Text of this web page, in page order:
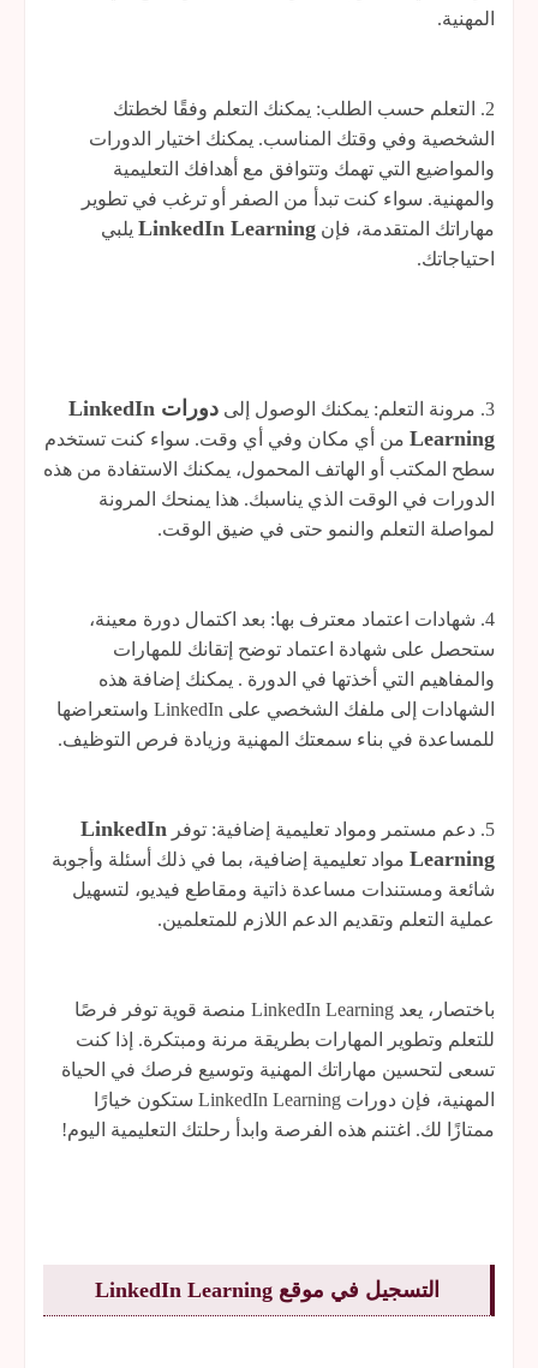
المهنية.
2. التعلم حسب الطلب: يمكنك التعلم وفقًا لخطتك
الشخصية وفي وقتك المناسب. يمكنك اختيار الدورات
والمواضيع التي تهمك وتتوافق مع أهدافك التعليمية
والمهنية. سواء كنت تبدأ من الصفر أو ترغب في تطوير
مهاراتك المتقدمة، فإن LinkedIn Learning يلبي
احتياجاتك.
3. مرونة التعلم: يمكنك الوصول إلى
دورات LinkedIn
Learning من أي مكان وفي أي وقت. سواء كنت تستخدم
سطح المكتب أو الهاتف المحمول، يمكنك الاستفادة من هذه
الدورات في الوقت الذي يناسبك. هذا يمنحك المرونة
لمواصلة التعلم والنمو حتى في ضيق الوقت.
4. شهادات اعتماد معترف بها: بعد اكتمال دورة معينة،
ستحصل على شهادة اعتماد توضح إتقانك للمهارات
والمفاهيم التي أخذتها في الدورة . يمكنك إضافة هذه
الشهادات إلى ملفك الشخصي على LinkedIn واستعراضها
للمساعدة في بناء سمعتك المهنية وزيادة فرص التوظيف.
5. دعم مستمر ومواد تعليمية إضافية: توفر
LinkedIn
Learning مواد تعليمية إضافية، بما في ذلك أسئلة وأجوبة
شائعة ومستندات مساعدة ذاتية ومقاطع فيديو، لتسهيل
عملية التعلم وتقديم الدعم اللازم للمتعلمين.
باختصار، يعد LinkedIn Learning منصة قوية توفر فرصًا
للتعلم وتطوير المهارات بطريقة مرنة ومبتكرة. إذا كنت
تسعى لتحسين مهاراتك المهنية وتوسيع فرصك في الحياة
المهنية، فإن دورات LinkedIn Learning ستكون خيارًا
ممتازًا لك. اغتنم هذه الفرصة وابدأ رحلتك التعليمية اليوم!
التسجيل في موقع LinkedIn Learning